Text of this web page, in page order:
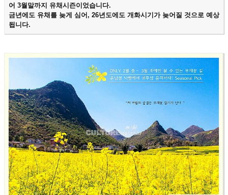
어 3월말까지 유채시즌이었습니다.
금년에도 유채를 늦게 심어, 26년도에도 개화시기가 늦어질 것으로 예상
됩니다.